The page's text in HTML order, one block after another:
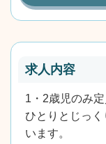
求人内容
1・2歳児のみ
ひとりとじっ
います。